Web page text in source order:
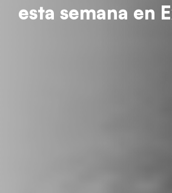
esta semana en